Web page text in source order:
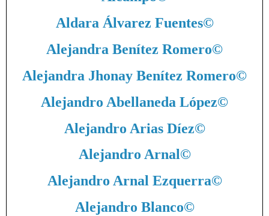
Aldara Álvarez Fuentes©
Alejandra Benítez Romero©
Alejandra Jhonay Benítez Romero©
Alejandro Abellaneda López©
Alejandro Arias Díez©
Alejandro Arnal©
Alejandro Arnal Ezquerra©
Alejandro Blanco©